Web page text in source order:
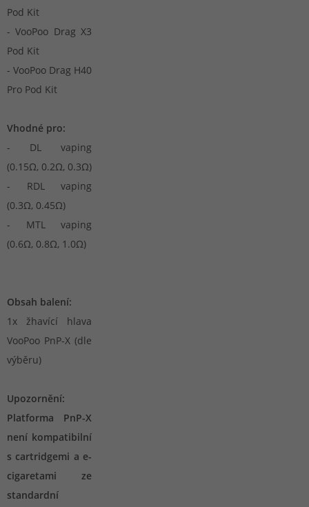
Pod Kit
- VooPoo Drag X3
Pod Kit
- VooPoo Drag H40
Pro Pod Kit
Vhodné pro:
- DL vaping
(0.15Ω, 0.2Ω, 0.3Ω)
- RDL vaping
(0.3Ω, 0.45Ω)
- MTL vaping
(0.6Ω, 0.8Ω, 1.0Ω)
Obsah balení:
1x žhavící hlava
VooPoo PnP-X (dle
výběru)
Upozornění:
Platforma PnP-X
není kompatibilní
s cartridgemi a e-
cigaretami ze
standardní